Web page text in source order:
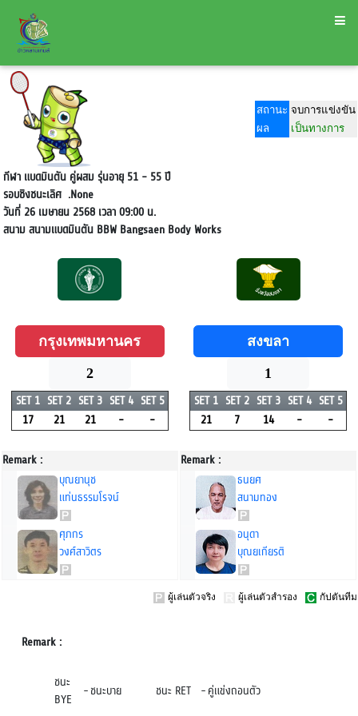
สถานะ จบการแข่งขัน
ผล
เป็นทางการ
กีฬา แบดมินตัน คู่ผสม รุ่นอายุ 51 - 55 ปี
รอบชิงชนะเลิศ.None
วันที่ 26 เมษายน 2568 เวลา 09:00 น.
สนามสนามแบดมินตัน BBW Bangsaen Body Works
กรุงเทพมหานคร
2
SET 1 SET 2 SET 3 SET 4 SET 5
17
21 21 - -
Remark :
บุณยานุช
แท่นธรรมโรจน์
ศุภกร
วงศ์สาวิตร
สงขลา
1
SET 1 SET 2 SET 3 SET 4 SET 5
21
7 14 - -
Remark :
ธนยศ
สนามทอง
อนุดา
บุณยเกียรติ
ผู้เล่นตัวจริง ผู้เล่นตัวสำรอง กัปตันทีม
Remark :
ชนะ
BYE
-ชนะบาย ชนะ RET -คู่แข่งถอนตัว